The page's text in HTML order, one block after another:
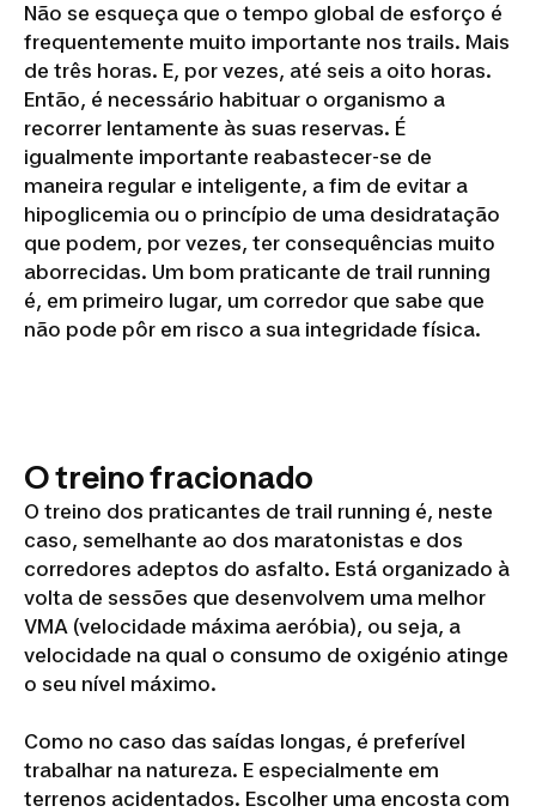
Não se esqueça que o tempo global de esforço é
frequentemente muito importante nos trails. Mais
de três horas. E, por vezes, até seis a oito horas.
Então, é necessário habituar o organismo a
recorrer lentamente às suas reservas. É
igualmente importante reabastecer-se de
maneira regular e inteligente, a fim de evitar a
hipoglicemia ou o princípio de uma desidratação
que podem, por vezes, ter consequências muito
aborrecidas. Um bom praticante de trail running
é, em primeiro lugar, um corredor que sabe que
não pode pôr em risco a sua integridade física.
O treino fracionado
O treino dos praticantes de trail running é, neste
caso, semelhante ao dos maratonistas e dos
corredores adeptos do asfalto. Está organizado à
volta de sessões que desenvolvem uma melhor
VMA (velocidade máxima aeróbia), ou seja, a
velocidade na qual o consumo de oxigénio atinge
o seu nível máximo.
Como no caso das saídas longas, é preferível
trabalhar na natureza. E especialmente em
terrenos acidentados. Escolher uma encosta com